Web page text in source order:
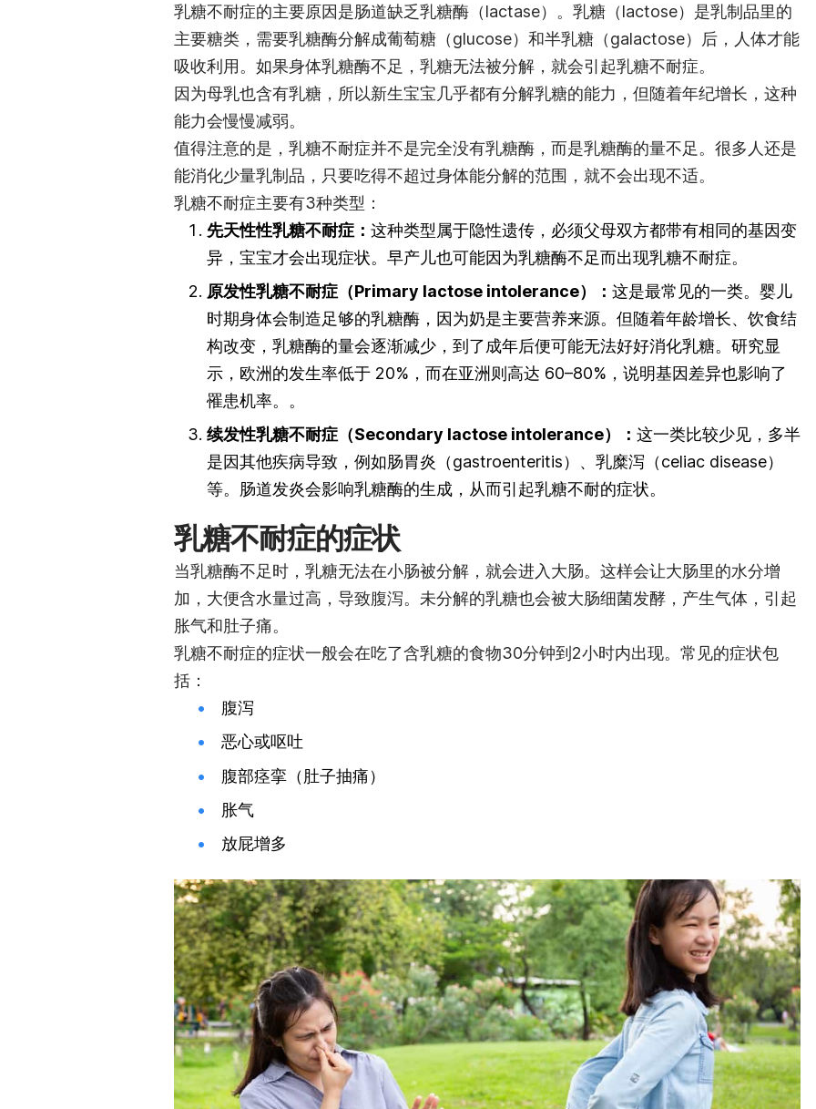
乳糖不耐症的主要原因是肠道缺乏乳糖酶（lactase）。乳糖（lactose）是乳制品里的
主要糖类，需要乳糖酶分解成葡萄糖（glucose）和半乳糖（galactose）后，人体才能
吸收利用。如果身体乳糖酶不足，乳糖无法被分解，就会引起乳糖不耐症。
因为母乳也含有乳糖，所以新生宝宝几乎都有分解乳糖的能力，但随着年纪增长，这种
能力会慢慢减弱。
值得注意的是，乳糖不耐症并不是完全没有乳糖酶，而是乳糖酶的量不足。很多人还是
能消化少量乳制品，只要吃得不超过身体能分解的范围，就不会出现不适。
乳糖不耐症主要有3种类型：
先天性性乳糖不耐症： 这种类型属于隐性遗传，必须父母双方都带有相同的基因变
异，宝宝才会出现症状。早产儿也可能因为乳糖酶不足而出现乳糖不耐症。
原发性乳糖不耐症（Primary lactose intolerance）： 这是最常见的一类。婴儿
时期身体会制造足够的乳糖酶，因为奶是主要营养来源。但随着年龄增长、饮食结
构改变，乳糖酶的量会逐渐减少，到了成年后便可能无法好好消化乳糖。研究显
示，欧洲的发生率低于 20%，而在亚洲则高达 60–80%，说明基因差异也影响了
罹患机率。。
续发性乳糖不耐症（Secondary lactose intolerance）： 这一类比较少见，多半
是因其他疾病导致，例如肠胃炎（gastroenteritis）、乳糜泻（celiac disease）
等。肠道发炎会影响乳糖酶的生成，从而引起乳糖不耐的症状。
乳糖不耐症的症状
当乳糖酶不足时，乳糖无法在小肠被分解，就会进入大肠。这样会让大肠里的水分增
加，大便含水量过高，导致腹泻。未分解的乳糖也会被大肠细菌发酵，产生气体，引起
胀气和肚子痛。
乳糖不耐症的症状一般会在吃了含乳糖的食物30分钟到2小时内出现。常见的症状包
括：
腹泻
恶心或呕吐
腹部痉挛（肚子抽痛）
胀气
放屁增多